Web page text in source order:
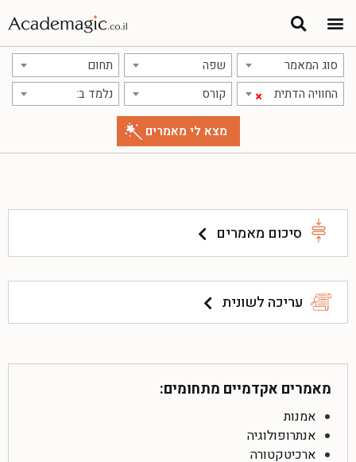
סוג המאמר שפה תחום
× החוויה הדתית קורס נלמד ב:
סיכום מאמרים
עריכה לשונית
מאמרים אקדמיים מתחומים:
אמנות
אנתרופולוגיה
ארכיטקטורה